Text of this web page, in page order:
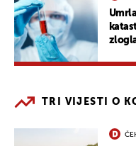
TRI VIJESTI O